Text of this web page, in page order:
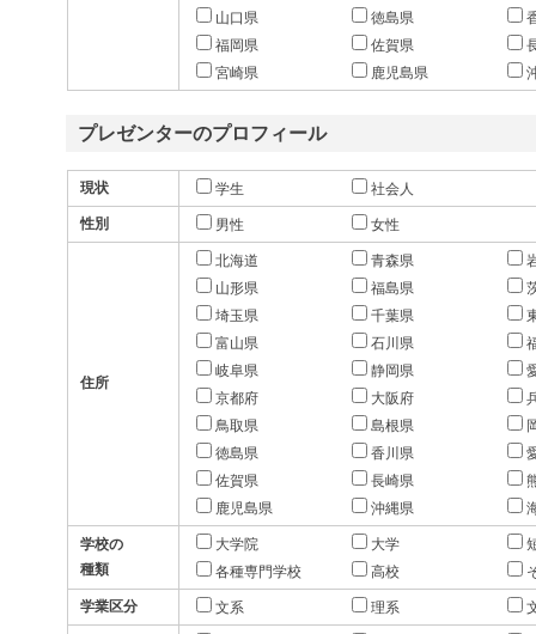
山口県
徳島県
福岡県
佐賀県
宮崎県
鹿児島県
プレゼンターのプロフィール
現状 学生 社会人
性別 男性 女性
住所
北海道 青森県
山形県
福島県
埼玉県
千葉県
富山県
石川県
岐阜県
静岡県
京都府
大阪府
鳥取県
島根県
徳島県
香川県
佐賀県
長崎県
鹿児島県
沖縄県
学校の
種類
大学院 大学
各種専門学校
高校
学業区分 文系 理系